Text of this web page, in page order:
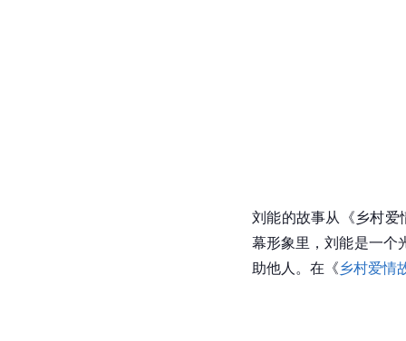
刘能的故事从《乡村爱
幕形象里，刘能是一个
助他人。在《乡村爱情